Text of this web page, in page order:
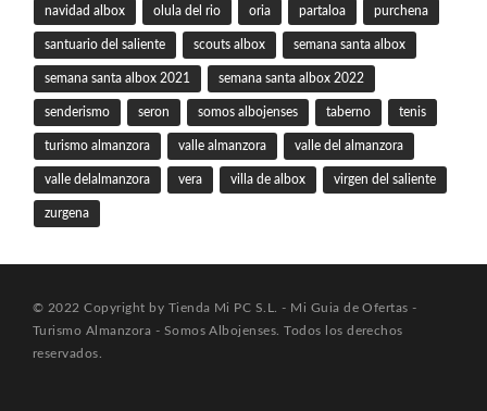
navidad albox olula del rio oria partaloa purchena
santuario del saliente scouts albox semana santa albox
semana santa albox 2021 semana santa albox 2022
senderismo seron somos albojenses taberno tenis
turismo almanzora valle almanzora valle del almanzora
valle delalmanzora vera villa de albox virgen del saliente
zurgena
© 2022 Copyright by Tienda Mi PC S.L. - Mi Guia de Ofertas -
Turismo Almanzora - Somos Albojenses. Todos los derechos
reservados.